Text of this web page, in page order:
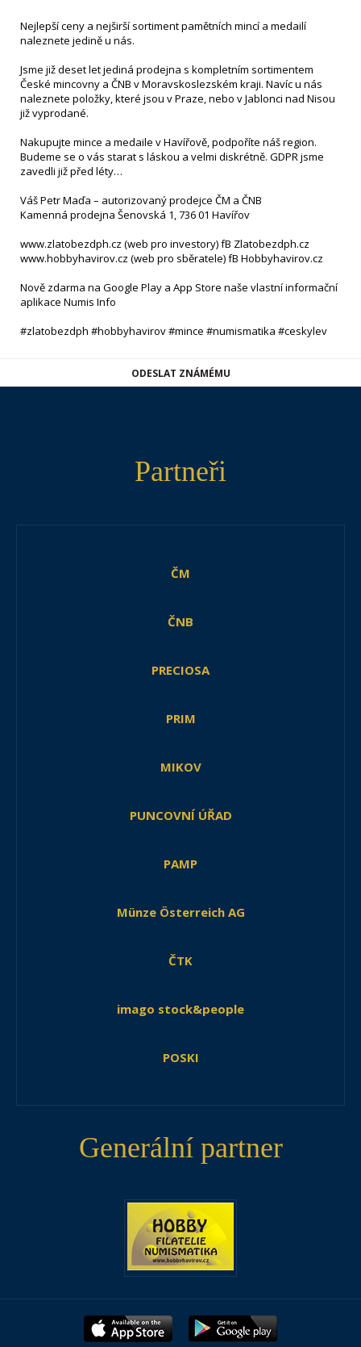
Nejlepší ceny a nejširší sortiment pamětních mincí a medailí
naleznete jedině u nás.
Jsme již deset let jediná prodejna s kompletním sortimentem
České mincovny a ČNB v Moravskoslezském kraji. Navíc u nás
naleznete položky, které jsou v Praze, nebo v Jablonci nad Nisou
již vyprodané.
Nakupujte mince a medaile v Havířově, podpoříte náš region.
Budeme se o vás starat s láskou a velmi diskrétně. GDPR jsme
zavedli již před léty…
Váš Petr Maďa – autorizovaný prodejce ČM a ČNB
Kamenná prodejna Šenovská 1, 736 01 Havířov
www.zlatobezdph.cz (web pro investory) fB Zlatobezdph.cz
www.hobbyhavirov.cz (web pro sběratele) fB Hobbyhavirov.cz
Nově zdarma na Google Play a App Store naše vlastní informační
aplikace Numis Info
#zlatobezdph #hobbyhavirov #mince #numismatika #ceskylev
ODESLAT ZNÁMÉMU
Partneři
ČM
ČNB
PRECIOSA
PRIM
MIKOV
PUNCOVNÍ ÚŘAD
PAMP
Münze Österreich AG
ČTK
imago stock&people
POSKI
Generální partner